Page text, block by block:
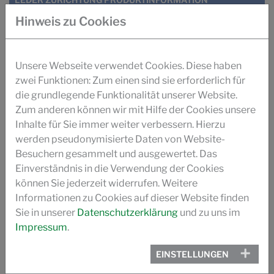
SUCCUIR WHITEPAPER
ZUCKERBASIERTE GERBUNG SUCCUIR (ILM)
GERUCHS- OPTIMIERUNG AUTOLEDER (ILM)
GERBEN MIT ZUCKER (PRO LEDER)
SUCCUIR GESCHICHTE
Hinweis zu Cookies
Unsere Webseite verwendet Cookies. Diese haben
zwei Funktionen: Zum einen sind sie erforderlich für
die grundlegende Funktionalität unserer Website.
Zum anderen können wir mit Hilfe der Cookies unsere
Inhalte für Sie immer weiter verbessern. Hierzu
werden pseudonymisierte Daten von Website-
Besuchern gesammelt und ausgewertet. Das
Einverständnis in die Verwendung der Cookies
können Sie jederzeit widerrufen. Weitere
Informationen zu Cookies auf dieser Website finden
Sie in unserer Datenschutzerklärung und zu uns im
Impressum.
EINSTELLUNGEN